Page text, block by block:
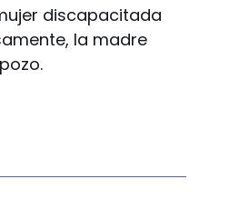
discapacitada
la madre